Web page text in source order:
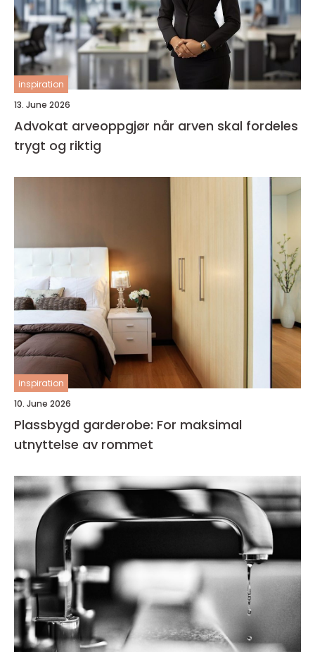
inspiration
13. June 2026
Advokat arveoppgjør når arven skal fordeles
trygt og riktig
inspiration
10. June 2026
Plassbygd garderobe: For maksimal
utnyttelse av rommet